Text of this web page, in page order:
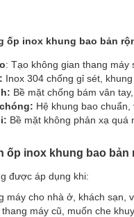
ốp inox khung bao bản
: Tạo không gian thang máy
Inox 304 chống gỉ sét,
Bề mặt chống bám vân
Hệ khung bao
Bề mặt không phản xạ
ốp inox khung bao bản
được áp dụng khi:
máy cho nhà ở, khách sạn,
máy cũ, muốn che